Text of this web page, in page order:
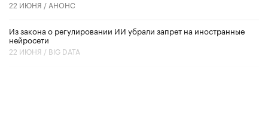
22 ИЮНЯ / АНОНС
Из закона о регулировании ИИ убрали запрет на иностранные
нейросети
22 ИЮНЯ / BIG DATA